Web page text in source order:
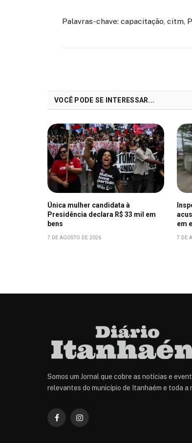
Palavras-chave: capacitação, citm,
VOCÊ PODE SE INTERESSAR...
Única mulher candidata à
Presidência declara R$ 33 mil em
bens
7 DE AGOSTO DE 2026
em
7 DE
Somos um Jornal que cobre as notícias e
relevantes do município de Itanhaém e toda a
FacebookInstagram